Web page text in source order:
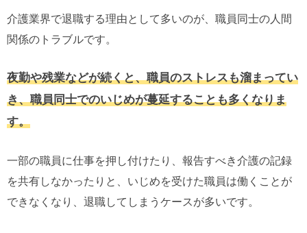
介護業界で退職する理由として多いのが、職員同士の人間
関係のトラブルです。
夜勤や残業などが続くと、職員のストレスも溜まってい
き、職員同士でのいじめが蔓延することも多くなりま
す。
一部の職員に仕事を押し付けたり、報告すべき介護の記録
を共有しなかったりと、いじめを受けた職員は働くことが
できなくなり、退職してしまうケースが多いです。